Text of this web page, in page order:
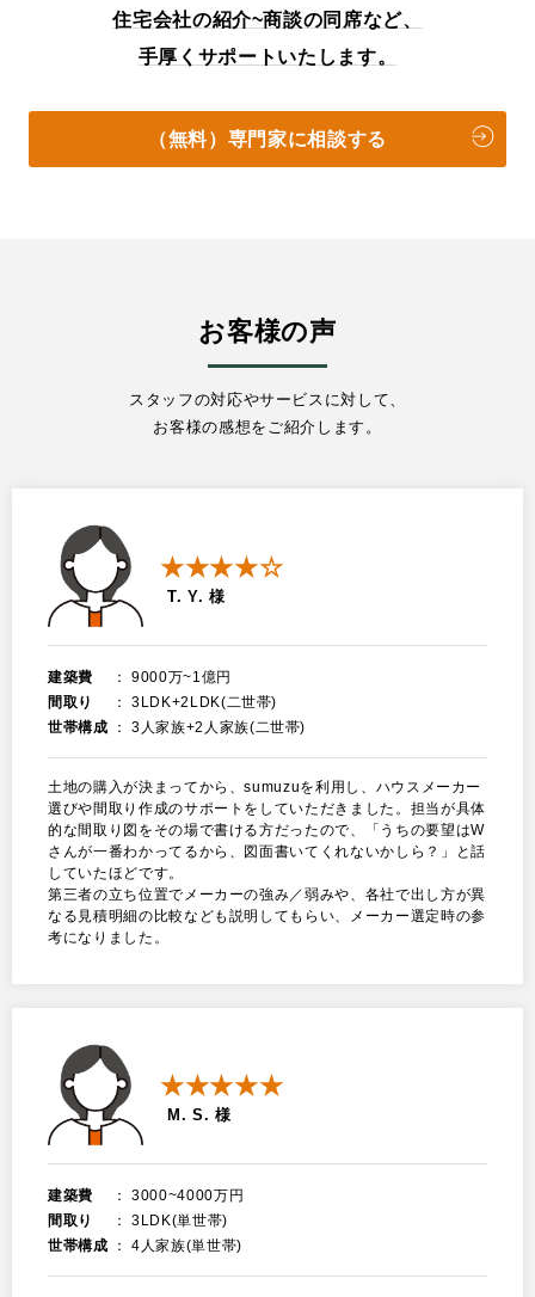
住宅会社の紹介~商談の同席など、
手厚くサポートいたします。
（無料）専門家に相談する
お客様の声
スタッフの対応やサービスに対して、
お客様の感想をご紹介します。
★★★★☆
T. Y. 様
建築費
9000万~1億円
間取り
3LDK+2LDK(二世帯)
世帯構成
3人家族+2人家族(二世帯)
土地の購入が決まってから、sumuzuを利用し、ハウスメーカー
選びや間取り作成のサポートをしていただきました。担当が具体
的な間取り図をその場で書ける方だったので、「うちの要望はW
さんが一番わかってるから、図面書いてくれないかしら？」と話
していたほどです。
第三者の立ち位置でメーカーの強み／弱みや、各社で出し方が異
なる見積明細の比較なども説明してもらい、メーカー選定時の参
考になりました。
★★★★★
M. S. 様
建築費
3000~4000万円
間取り
3LDK(単世帯)
世帯構成
4人家族(単世帯)